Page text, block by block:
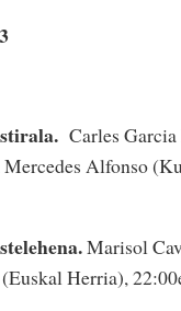
Carles
Alfonso
Marisol
Herria),